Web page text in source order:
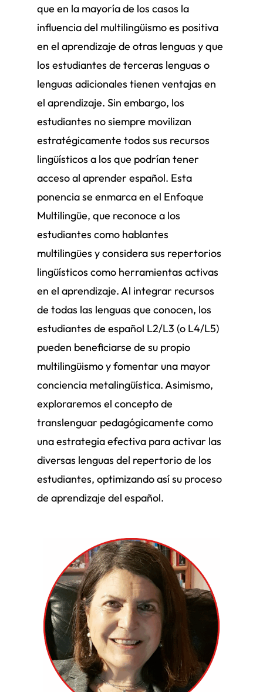
que en la mayoría de los casos la
influencia del multilingüismo es positiva
en el aprendizaje de otras lenguas y que
los estudiantes de terceras lenguas o
lenguas adicionales tienen ventajas en
el aprendizaje. Sin embargo, los
estudiantes no siempre movilizan
estratégicamente todos sus recursos
lingüísticos a los que podrían tener
acceso al aprender español. Esta
ponencia se enmarca en el Enfoque
Multilingüe, que reconoce a los
estudiantes como hablantes
multilingües y considera sus repertorios
lingüísticos como herramientas activas
en el aprendizaje. Al integrar recursos
de todas las lenguas que conocen, los
estudiantes de español L2/L3 (o L4/L5)
pueden beneficiarse de su propio
multilingüismo y fomentar una mayor
conciencia metalingüística. Asimismo,
exploraremos el concepto de
translenguar pedagógicamente como
una estrategia efectiva para activar las
diversas lenguas del repertorio de los
estudiantes, optimizando así su proceso
de aprendizaje del español.